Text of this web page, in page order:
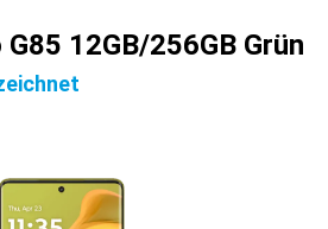
12GB/256GB Grün